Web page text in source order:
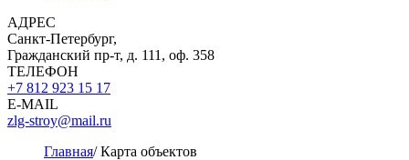
АДРЕС
Санкт-Петербург,
Гражданский пр-т, д. 111, оф. 358
ТЕЛЕФОН
+7 812 923 15 17
E-MAIL
zlg-stroy@mail.ru
Главная/ Карта объектов